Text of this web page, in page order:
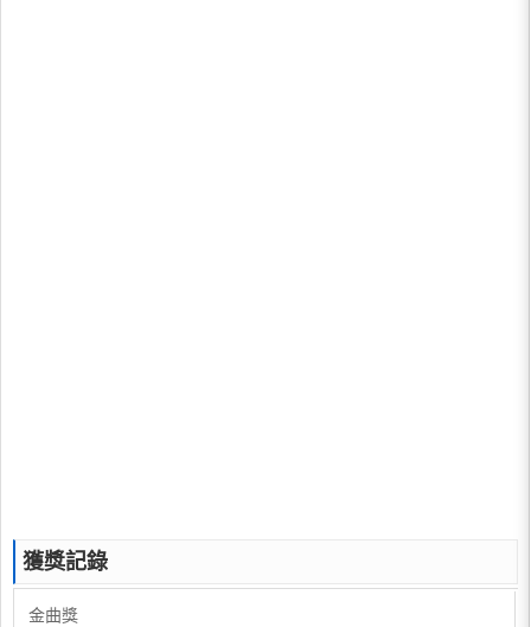
獲獎記錄
金曲獎